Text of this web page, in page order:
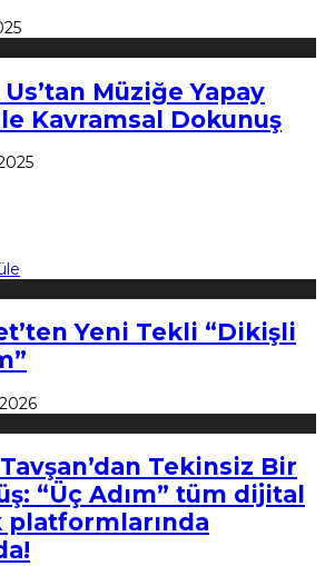
Müziğe Yapay
Kavramsal Dokunuş
Yeni Tekli “Dikişli
Tekinsiz Bir
“Üç Adım” tüm dijital
platformlarında